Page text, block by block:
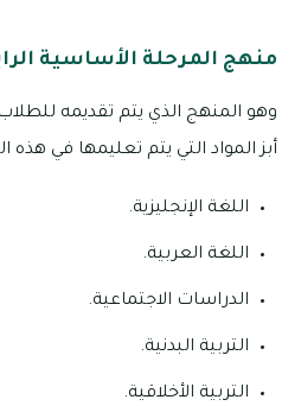
منهج المرحلة الأساسية
أبز المواد التي يتم تعليمها في هذه
اللغة الإنجليزية.
اللغة العربية.
الدراسات الاجتماعية.
التربية البدنية.
التربية الأخلاقية.